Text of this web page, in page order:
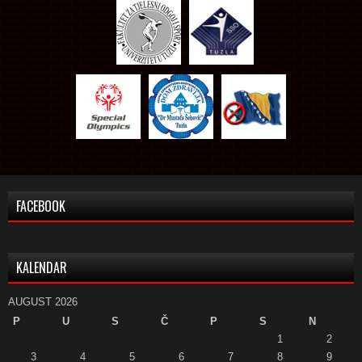
FACEBOOK
KALENDAR
AUGUST 2026
P
U S Č P S
N
1
2
3
4 5 6 7 8 9